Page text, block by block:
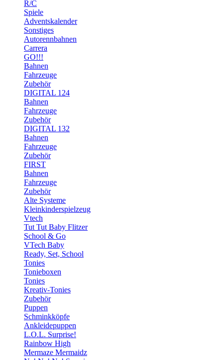
R/C
Spiele
Adventskalender
Sonstiges
Autorennbahnen
Carrera
GO!!!
Bahnen
Fahrzeuge
Zubehör
DIGITAL 124
Bahnen
Fahrzeuge
Zubehör
DIGITAL 132
Bahnen
Fahrzeuge
Zubehör
FIRST
Bahnen
Fahrzeuge
Zubehör
Alte Systeme
Kleinkinderspielzeug
Vtech
Tut Tut Baby Flitzer
School & Go
VTech Baby
Ready, Set, School
Tonies
Tonieboxen
Tonies
Kreativ-Tonies
Zubehör
Puppen
Schminkköpfe
Ankleidepuppen
L.O.L. Surprise!
Rainbow High
Mermaze Mermaidz